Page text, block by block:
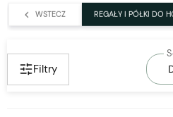
zaloguj się, aby przywrócić
z
WSTECZ REGAŁY I PÓŁKI DO
Filtry